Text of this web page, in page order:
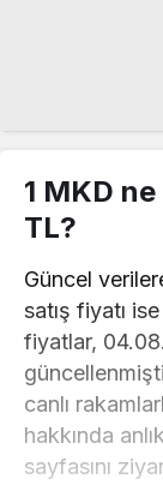
1 MKD
TL?
Güncel
satış fiyatı
fiyatlar,
canlı
hakkında
sayfasını